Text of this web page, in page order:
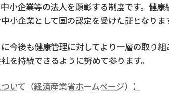
小企業等の法人を顕彰する制度です。健
小企業として国の認定を受けた証となりま
今後も健康管理に対してより一層の取り
を持続できるように努めて参ります。
いて（経済産業省ホームページ）】